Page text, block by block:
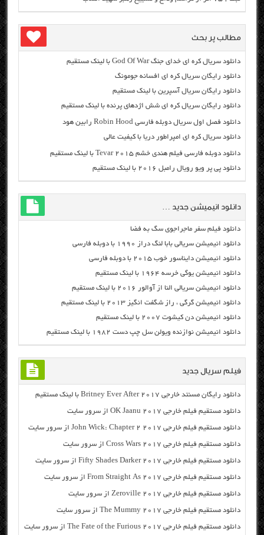
مطالب پر بحث
دانلود سریال کره ای خدای جنگ God Of War با لینک مستقیم
دانلود رایگان سریال کره ای افسانه جومونگ
دانلود رایگان سریال آسپرین با لینک مستقیم
دانلود رایگان سریال کره ای شش اژدهای پرنده با لینک مستقیم
دانلود فصل اول سریال دوبله فارسی Robin Hood رابین هود
دانلود سریال کره ای امپراطور دریا با کیفیت عالی
دانلود دوبله فارسی فیلم هندی خشم Tevar ۲۰۱۵ با لینک مستقیم
دانلود پی پر ویو رویال رامبل ۲۰۱۶ با لینک مستقیم
دانلود انیمیشن جدید …
دانلود فیلم سفر ماجراجوی سگ به فضا
دانلود انیمیشن سریالی بابا لنگ دراز ۱۹۹۰ با دوبله فارسی
دانلود انیمیشن دایناسور خوب ۲۰۱۵ با دوبله فارسی
دانلود انیمیشن یوگی خرسه ۱۹۶۴ با لینک مستقیم
دانلود انیمیشن سریالی النا از آوالور ۲۰۱۶ با لینک مستقیم
دانلود انیمیشن گرگی ، راز شگفت انگیز ۲۰۱۳ با لینک مستقیم
دانلود انیمیشن دن کیشوت ۲۰۰۷ با لینک مستقیم
دانلود انیمیشن نوازنده ویولن سل چپ دست ۱۹۸۲ با لینک مستقیم
فیلم سریال جدید
دانلود رایگان مسنتد خارجی Britney Ever After 2017 با لینک مستقیم
دانلود مستقیم فیلم خارجی OK Jaanu 2017 از سرور سایت
دانلود مستقیم فیلم خارجی John Wick: Chapter 2 2017 از سرور سایت
دانلود مستقیم فیلم خارجی Cross Wars 2017 از سرور سایت
دانلود مستقیم فیلم خارجی Fifty Shades Darker 2017 از سرور سایت
دانلود مستقیم فیلم خارجی From Straight As 2017 از سرور سایت
دانلود مستقیم فیلم خارجی Zeroville 2017 از سرور سایت
دانلود مستقیم فیلم خارجی The Mummy 2017 از سرور سایت
دانلود مستقیم فیلم خارجی The Fate of the Furious 2017 از سرور سایت